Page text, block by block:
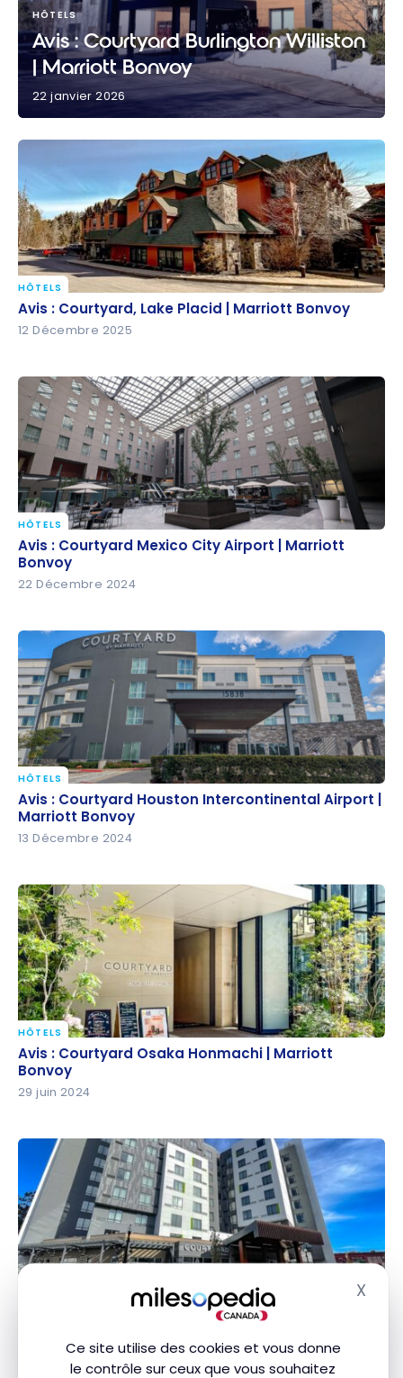
Ce site utilise des cookies et vous donne
le contrôle sur ceux que vous souhaitez
X
HÔTELS
Avis : Courtyard Burlington Williston
| Marriott Bonvoy
22 janvier 2026
Avis : Courtyard, Lake Placid | Marriott Bonvoy
HÔTELS
Avis : Courtyard, Lake Placid | Marriott Bonvoy
12 Décembre 2025
Avis : Courtyard Mexico City Airport | Marriott
Bonvoy
HÔTELS
Avis : Courtyard Mexico City Airport | Marriott
Bonvoy
22 Décembre 2024
Avis : Courtyard Houston Intercontinental Airport |
Marriott Bonvoy
HÔTELS
Avis : Courtyard Houston Intercontinental Airport |
Marriott Bonvoy
13 Décembre 2024
Avis : Courtyard Osaka Honmachi | Marriott Bonvoy
HÔTELS
Avis : Courtyard Osaka Honmachi | Marriott
Bonvoy
29 juin 2024
Avis : Courtyard Nanaimo | Marriott Bonvoy
Avis : Courtyard Nanaimo | Marriott Bonvoy